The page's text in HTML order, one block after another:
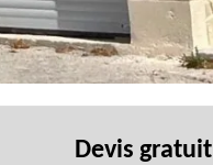
Devis gratuit